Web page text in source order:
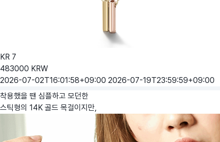
KR 7
483000 KRW
2026-07-02T16:01:58+09:00 2026-07-19T23:59:59+09:00
착용했을 땐 심플하고 모던한
스틱형의 14K 골드 목걸이지만,